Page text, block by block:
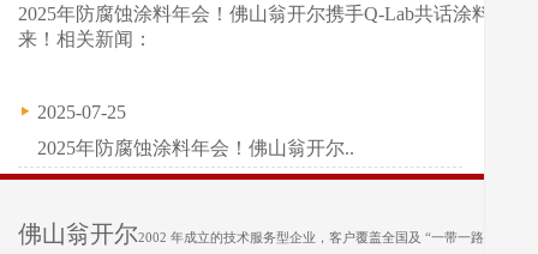
2025年防腐蚀涂料年会！佛山翁开尔携手Q-Lab共话涂料未
来！相关新闻：
2025-07-25
2025年防腐蚀涂料年会！佛山翁开尔..
佛山翁开尔2002 年成立的技术服务型企业，客户覆盖全国及 “一带一路” 沿线